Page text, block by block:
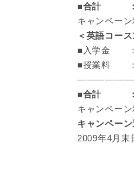
■合計 ：
キャンペー
＜英語コー
■入学金
■授業料 ：
■合計 ：
キャンペー
キャンペー
2009年4月末